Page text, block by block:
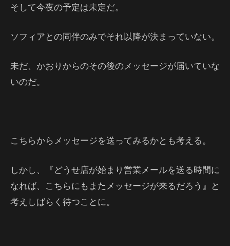
そして今夜の予定は未定だ。
ソフィアとの同伴のみでそれ以降が決まっていない。
未だ、かおりからのその後のメッセージが届いていな
いのだ。
こちらからメッセージを送ってみるかとも考える。
しかし、『どうせ店が始まり営業メールを送る時間に
なれば、こちらにもまたメッセージが来るだろう』と
考えしばらく待つことに。